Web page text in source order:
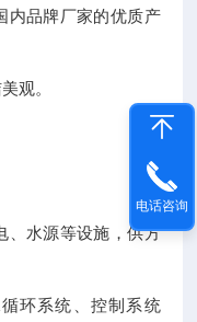
内品牌厂家的优质产
观。
、水源等设施，供方
环系统、控制系统
电话咨询